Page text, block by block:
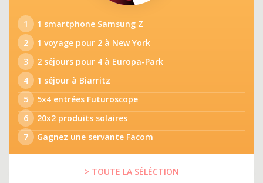
1
1 smartphone Samsung Z
2
1 voyage pour 2 à New York
3
2 séjours pour 4 à Europa-Park
4
1 séjour à Biarritz
5
5x4 entrées Futuroscope
6
20x2 produits solaires
7
Gagnez une servante Facom
> TOUTE LA SÉLÉCTION